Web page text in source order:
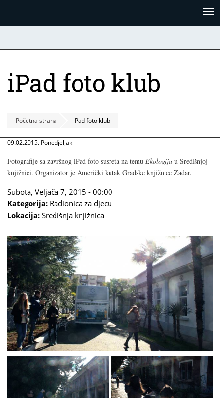
iPad foto klub
Početna strana iPad foto klub
09.02.2015. Ponedjeljak
Fotografije sa završnog iPad foto susreta na temu Ekologija u Središnjoj
knjižnici. Organizator je Američki kutak Gradske knjižnice Zadar.
Subota, Veljača 7, 2015 - 00:00
Kategorija: Radionica za djecu
Lokacija: Središnja knjižnica